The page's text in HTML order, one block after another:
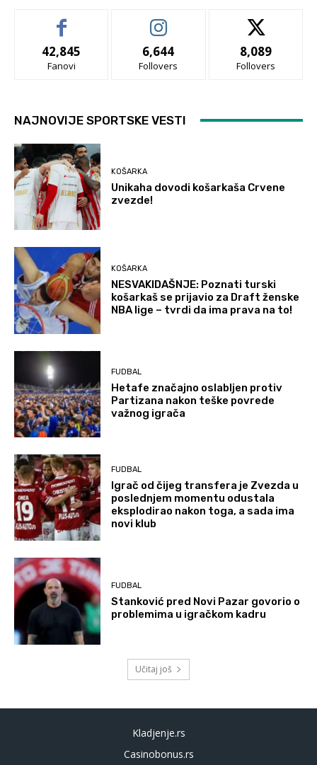
42,845
Fanovi
6,644
Follovers
8,089
Follovers
NAJNOVIJE SPORTSKE VESTI
KOŠARKA
Unikaha dovodi košarkaša Crvene
zvezde!
KOŠARKA
NESVAKIDAŠNJE: Poznati turski
košarkaš se prijavio za Draft ženske
NBA lige – tvrdi da ima prava na to!
FUDBAL
Hetafe značajno oslabljen protiv
Partizana nakon teške povrede
važnog igrača
FUDBAL
Igrač od čijeg transfera je Zvezda u
poslednjem momentu odustala
eksplodirao nakon toga, a sada ima
novi klub
FUDBAL
Stanković pred Novi Pazar govorio o
problemima u igračkom kadru
Učitaj još
Kladjenje.rs
Casinobonus.rs